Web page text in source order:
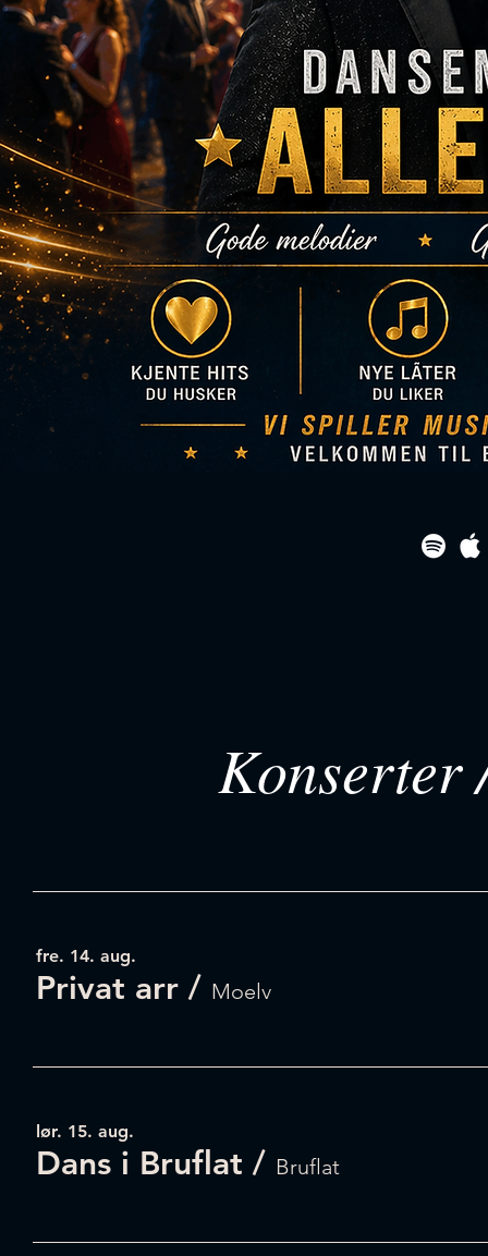
Konserter
fre. 14. aug.
Privat arr / Moelv
lør. 15. aug.
Dans i Bruflat / Bruflat